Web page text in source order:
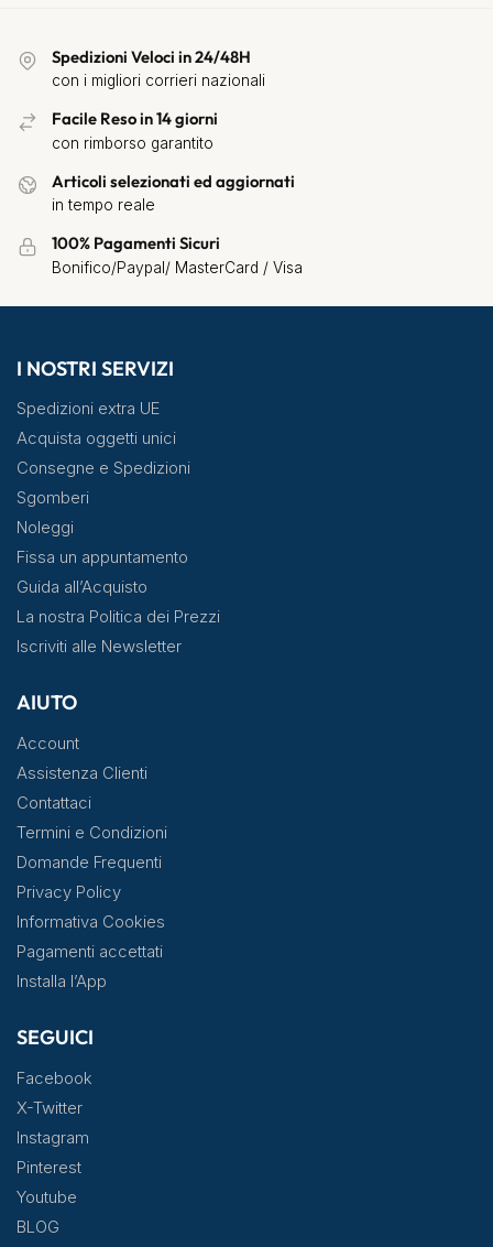
Spedizioni Veloci in 24/48H
con i migliori corrieri nazionali
Facile Reso in 14 giorni
con rimborso garantito
Articoli selezionati ed aggiornati
in tempo reale
100% Pagamenti Sicuri
Bonifico/Paypal/ MasterCard / Visa
I NOSTRI SERVIZI
Spedizioni extra UE
Acquista oggetti unici
Consegne e Spedizioni
Sgomberi
Noleggi
Fissa un appuntamento
Guida all’Acquisto
La nostra Politica dei Prezzi
Iscriviti alle Newsletter
AIUTO
Account
Assistenza Clienti
Contattaci
Termini e Condizioni
Domande Frequenti
Privacy Policy
Informativa Cookies
Pagamenti accettati
Installa l’App
SEGUICI
Facebook
X-Twitter
Instagram
Pinterest
Youtube
BLOG